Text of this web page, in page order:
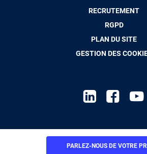
PARLEZ-NOUS DE VOTRE
RECRUTEMENT
RGPD
PLAN DU SITE
GESTION DES